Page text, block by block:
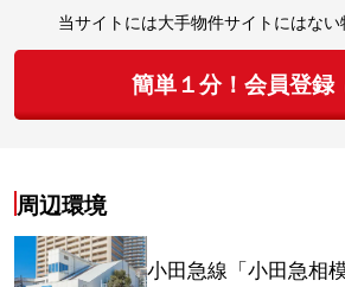
当サイトには大手物件サイトにはない
簡単１分！会員登録
周辺環境
小田急線「小田急相